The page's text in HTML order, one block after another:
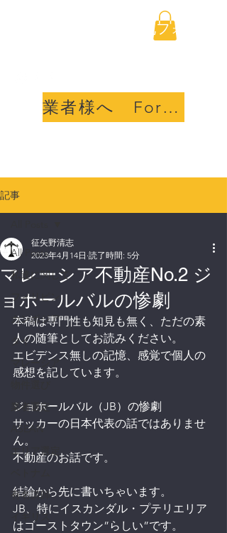
海外不動産取引透明化フォ
業者様へ For sellers
記事
All Posts
私達に関して
フィリピン
カンボジア
タイ
マレーシア
業者選定
ASEAN
エリア選定
有名講師
イギリス
マレーシア不動産No.2 ジ
ョホールバルの惨劇
征矢野清志
2023年4月14日 読了時間: 5分
本稿は専門性も知見も無く、ただの素
人の随筆としてお読みください。
エビデンス無しの記憶、感覚で個人の
感想を記しています。
ジョホールバル（JB）の惨劇
サッカーの日本代表の話ではありませ
ん。
不動産のお話です。
結論から先に書いちゃいます。
JB、特にイスカンダル・プテリエリア
はゴーストタウン”らしい”です。